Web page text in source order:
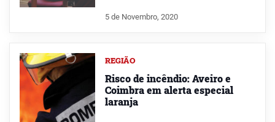
5 de Novembro, 2020
REGIÃO
Risco de incêndio: Aveiro e
Coimbra em alerta especial
laranja